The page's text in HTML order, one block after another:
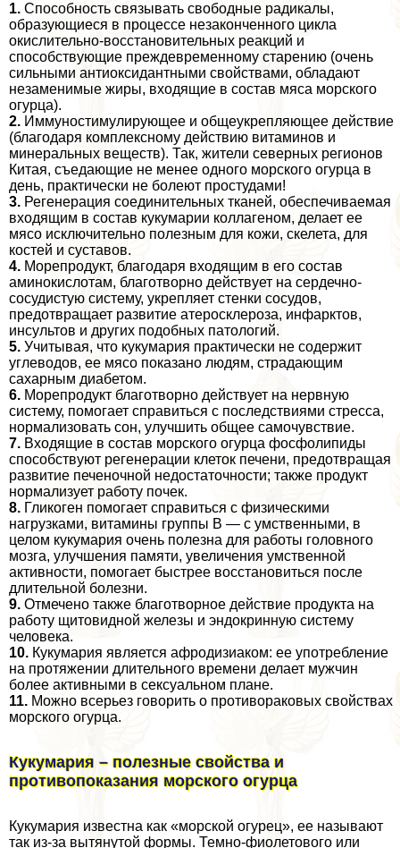
1. Способность связывать свободные радикалы,
образующиеся в процессе незаконченного цикла
окислительно-восстановительных реакций и
способствующие преждевременному старению (очень
сильными антиоксидантными свойствами, обладают
незаменимые жиры, входящие в состав мяса морского
огурца).
2. Иммуностимулирующее и общеукрепляющее действие
(благодаря комплексному действию витаминов и
минеральных веществ). Так, жители северных регионов
Китая, съедающие не менее одного морского огурца в
день, пpaктически не болеют простудами!
3. Регенерация соединительных тканей, обеспечиваемая
входящим в состав кукумарии коллагеном, делает ее
мясо исключительно полезным для кожи, скелета, для
костей и суставов.
4. Морепродукт, благодаря входящим в его состав
аминокислотам, благотворно действует на сердечно-
сосудистую систему, укрепляет стенки сосудов,
предотвращает развитие атеросклероза, инфарктов,
инсультов и других подобных патологий.
5. Учитывая, что кукумария пpaктически не содержит
углеводов, ее мясо показано людям, страдающим
сахарным диабетом.
6. Морепродукт благотворно действует на нервную
систему, помогает справиться с последствиями стресса,
нормализовать сон, улучшить общее самочувствие.
7. Входящие в состав морского огурца фосфолипиды
способствуют регенерации клеток печени, предотвращая
развитие печеночной недостаточности; также продукт
нормализует работу почек.
8. Гликоген помогает справиться с физическими
нагрузками, витамины группы В — с умственными, в
целом кукумария очень полезна для работы головного
мозга, улучшения памяти, увеличения умственной
активности, помогает быстрее восстановиться после
длительной болезни.
9. Отмечено также благотворное действие продукта на
работу щитовидной железы и эндокринную систему
человека.
10. Кукумария является афродизиаком: ее употрeбление
на протяжении длительного времени делает мужчин
более активными в ceкcуальном плане.
11. Можно всерьез говорить о противоpaковых свойствах
морского огурца.
Кукумария – полезные свойства и
противопоказания морского огурца
Кукумария известна как «морской огурец», ее называют
так из-за вытянутой формы. Темно-фиолетового или